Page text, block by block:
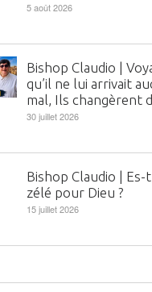
5 août 2026
Bishop Claudio |
qu’il ne lui arrivait
mal, Ils changèrent
30 juillet 2026
Bishop Claudio | Es-
zélé pour Dieu ?
15 juillet 2026